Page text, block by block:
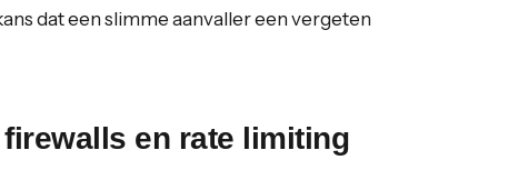
dat een slimme aanvaller een vergeten
en rate limiting